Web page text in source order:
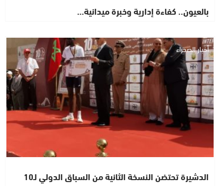
بالعيون.. كفاءة إدارية وخبرة ميدانية…
أخبار الصحراء
الدشيرة تحتضن النسخة الثانية من السباق الدولي لـ10